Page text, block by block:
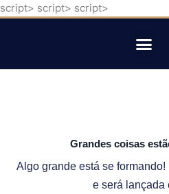
script> script> script>
Grandes coisas
Algo grande está se
e será lançada